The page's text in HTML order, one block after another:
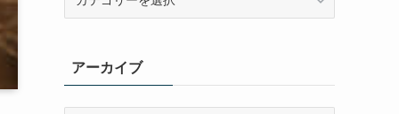
ーアーカイブ